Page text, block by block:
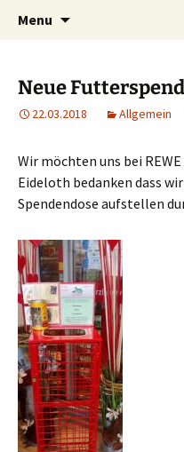
Tierhilfe
Weidenberg und
Menu
Neue
22.03.2018 Allgemein
Wir möchten uns bei
Eideloth bedanken dass
Spendendose aufstellen